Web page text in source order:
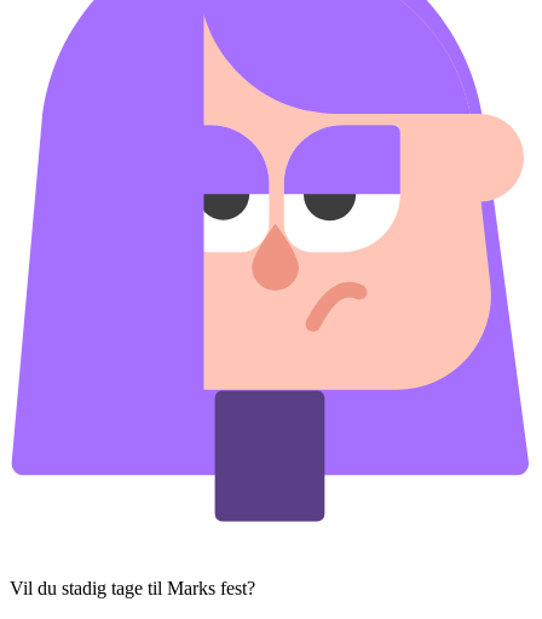
Vil du stadig tage til Marks fest?